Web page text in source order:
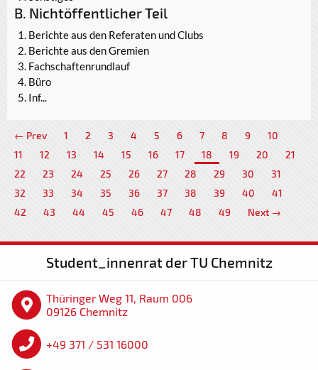
B. Nichtöffentlicher Teil
Berichte aus den Referaten und Clubs
Berichte aus den Gremien
Fachschaftenrundlauf
Büro
Inf...
← Prev 1 2 3 4 5 6 7 8 9
10
11
12 13 14 15 16 17 18 19 20
21
22
23 24 25 26 27 28 29 30
31
32
33 34 35 36 37 38 39 40
41
42
43 44 45 46 47 48 49 Next →
Student_innenrat der TU Chemnitz
Thüringer Weg 11, Raum 006
09126 Chemnitz
+49 371 / 531 16000